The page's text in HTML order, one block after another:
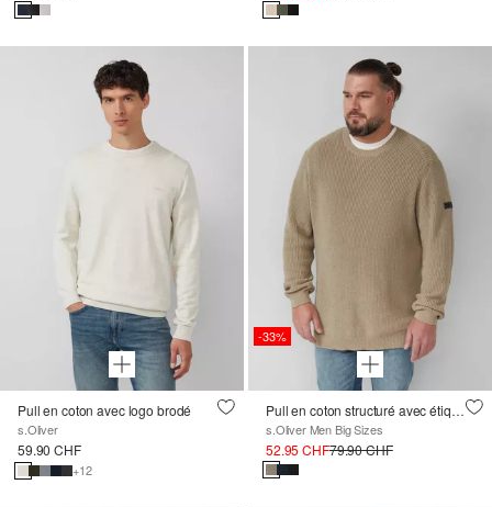
Pull en coton avec logo brodé
s.Oliver
59.90 CHF
+12
-33%
Pull en coton structuré avec étiquette
s.Oliver Men Big Sizes
52.95 CHF79.90 CHF